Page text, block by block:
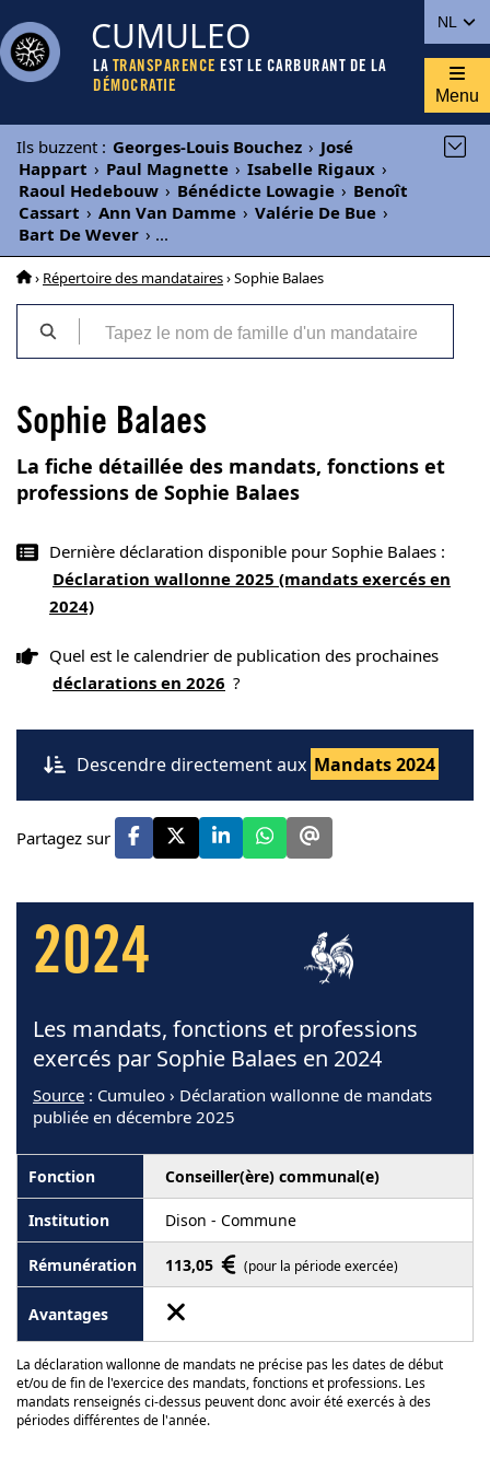
NL
CUMULEO
LA TRANSPARENCE EST LE CARBURANT DE LA
DÉMOCRATIE
Menu
Ils buzzent : Georges-Louis Bouchez › José
Happart › Paul Magnette › Isabelle Rigaux ›
Raoul Hedebouw › Bénédicte Lowagie › Benoît
Cassart › Ann Van Damme › Valérie De Bue ›
Bart De Wever › ...
› Répertoire des mandataires› Sophie Balaes
Sophie Balaes
La fiche détaillée des mandats, fonctions et
professions de Sophie Balaes
Dernière déclaration disponible pour Sophie Balaes :
Déclaration wallonne 2025 (mandats exercés en
2024)
Quel est le calendrier de publication des prochaines
déclarations en 2026 ?
Descendre directement aux Mandats 2024
Partagez sur
2024
Les mandats, fonctions et professions
exercés par Sophie Balaes en 2024
Source : Cumuleo › Déclaration wallonne de mandats
publiée en décembre 2025
Conseiller(ère) communal(e)
Dison - Commune
113,05 (pour la période exercée)
La déclaration wallonne de mandats ne précise pas les dates de début
et/ou de fin de l'exercice des mandats, fonctions et professions. Les
mandats renseignés ci-dessus peuvent donc avoir été exercés à des
périodes différentes de l'année.